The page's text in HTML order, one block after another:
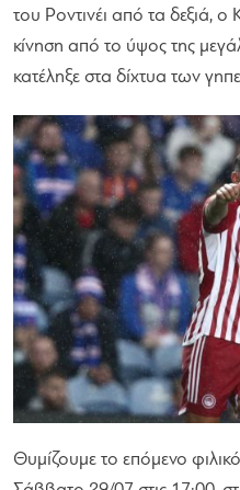
του Ροντινέι από τα δεξιά,
κίνηση από το ύψος της
κατέληξε στα δίχτυα των
Θυμίζουμε το επόμενο